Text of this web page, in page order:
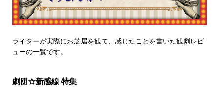
ライターが実際にお芝居を観て、感じたことを書いた観劇レビ
ューの一覧です。
劇団☆新感線 特集